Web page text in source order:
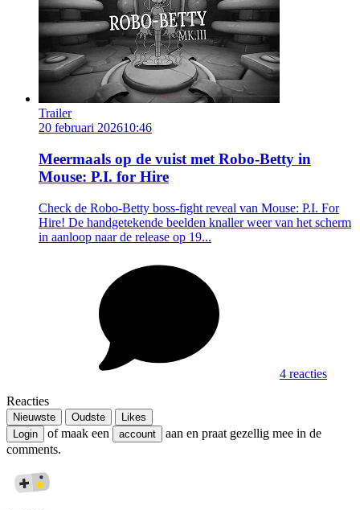
Trailer
20 februari 202610:46
Meermaals op de vuist met Robo-Betty in
Mouse: P.I. for Hire
Check de Robo-Betty boss-fight reveal van Mouse: P.I. For
Hire! De handgetekende beelden knaller weer van het scherm
in aanloop naar de release op 19...
4 reacties
Reacties
Nieuwste Oudste
Likes
Login
of maak een account
aan en praat gezellig mee in de
comments.